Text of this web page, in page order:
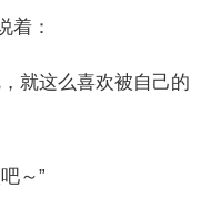
着：
就这么喜欢被自己的
～”